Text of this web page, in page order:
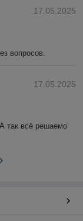
17.05.2025
вопросов.
17.05.2025
так всё решаемо